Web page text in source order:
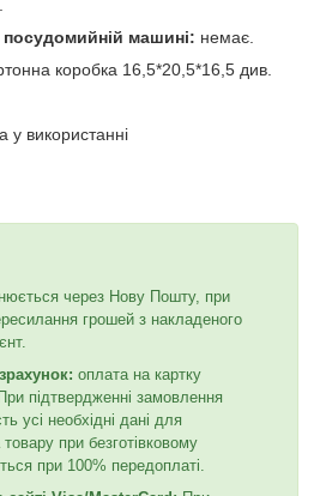
машині: немає.
коробка 16,5*20,5*16,5 див.
у використанні
через Нову Пошту, при
грошей з накладеного
оплата на картку
підтвердженні замовлення
усі необхідні дані для
при безготівковому
при 100% передоплаті.